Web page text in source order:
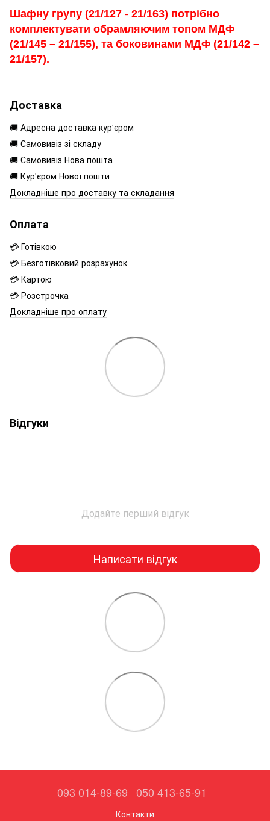
Шафну групу (21/127 - 21/163) потрібно
комплектувати обрамляючим топом МДФ
(21/145 – 21/155), та боковинами МДФ (21/142 –
21/157).
Доставка
🚚 Адресна доставка кур'єром
🚚 Самовивіз зі складу
🚚 Самовивіз Нова пошта
🚚 Кур'єром Нової пошти
Докладніше про доставку та складання
Оплата
💳 Готівкою
💳 Безготівковий розрахунок
💳 Картою
💳 Розстрочка
Докладніше про оплату
Відгуки
Додайте перший відгук
Написати відгук
093 014-89-69 050 413-65-91
Контакти